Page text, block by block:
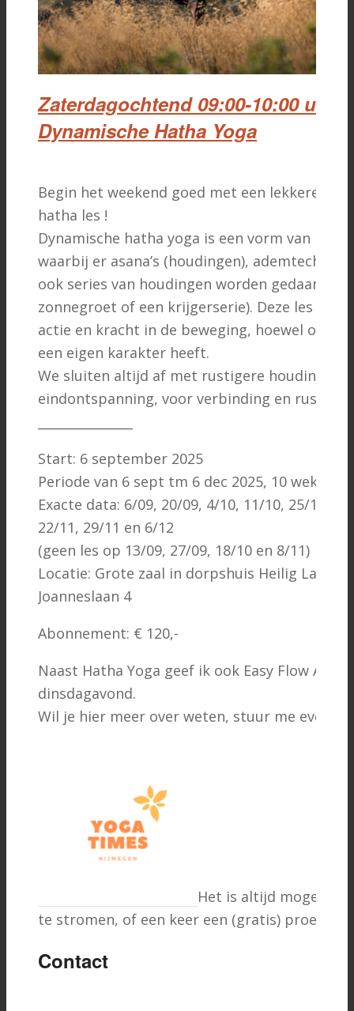
Zaterdagochtend 09:00-10:00 uur –
Dynamische Hatha Yoga
Begin het weekend goed met een lekkere
hatha les !
Dynamische hatha yoga is een vorm van
waarbij er asana’s (houdingen),
ook series van houdingen worden gedaan
zonnegroet of een krijgerserie). Deze les
actie en kracht in de beweging, hoewel ook
een eigen karakter heeft.
We sluiten altijd af met rustigere houdingen
eindontspanning, voor verbinding en rust.
Start: 6 september 2025
Periode van 6 sept tm 6 dec 2025, 10 weken
Exacte data: 6/09, 20/09, 4/10, 11/10, 25/10, 1/
22/11, 29/11 en 6/12
(geen les op 13/09, 27/09, 18/10 en 8/11)
Locatie: Grote zaal in dorpshuis Heilig
Joanneslaan 4
Abonnement: € 120,-
Naast Hatha Yoga geef ik ook Easy Flow
dinsdagavond.
Wil je hier meer over weten, stuur me even
Het is altijd mogelijk
te stromen, of een keer een (gratis) proefles
Contact